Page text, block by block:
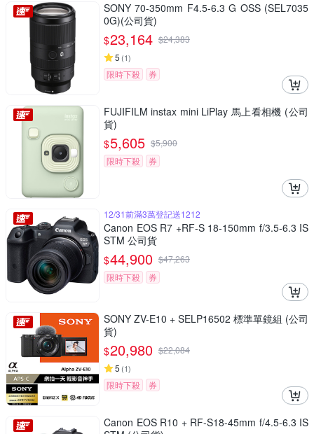
SONY 70-350mm F4.5-6.3 G OSS (SEL7035
0G)(公司貨)
$23,164 $24,383
5 (1)
限時下殺 券
FUJIFILM instax mini LiPlay 馬上看相機 (公司
貨)
$5,605 $5,900
限時下殺
券
12/31前滿3萬登記送1212
Canon EOS R7 +RF-S 18-150mm f/3.5-6.3 IS
STM 公司貨
$44,900 $47,263
限時下殺
券
SONY ZV-E10 + SELP16502 標準單鏡組 (公司
貨)
$20,980 $22,084
5 (1)
限時下殺 券
Canon EOS R10 + RF-S18-45mm f/4.5-6.3 IS